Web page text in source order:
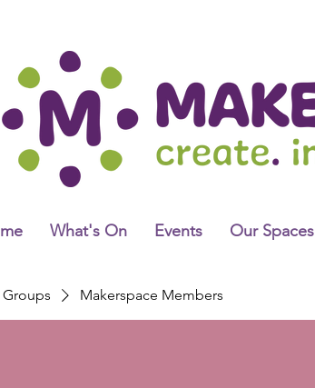
What's On Events Our Spaces
Groups Makerspace Members